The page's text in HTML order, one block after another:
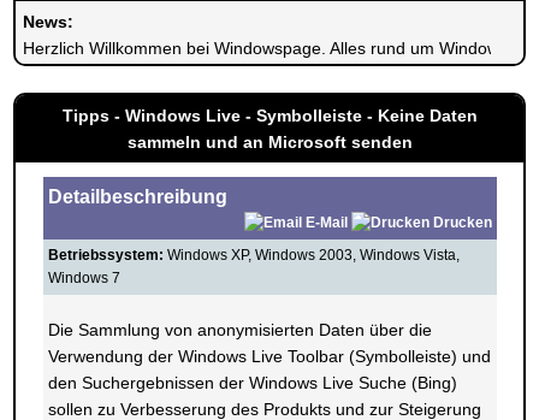
News:
Herzlich Willkommen bei Windowspage. Alles rund um Windows.
Tipps - Windows Live - Symbolleiste - Keine Daten
sammeln und an Microsoft senden
Detailbeschreibung
E-Mail
Drucken
Betriebssystem: Windows XP, Windows 2003, Windows Vista,
Windows 7
Die Sammlung von anonymisierten Daten über die
Verwendung der Windows Live Toolbar (Symbolleiste) und
den Suchergebnissen der Windows Live Suche (Bing)
sollen zu Verbesserung des Produkts und zur Steigerung